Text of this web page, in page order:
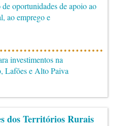
oportunidades de apoio ao
ao emprego e
investimentos na
Lafões e Alto Paiva
dos Territórios Rurais